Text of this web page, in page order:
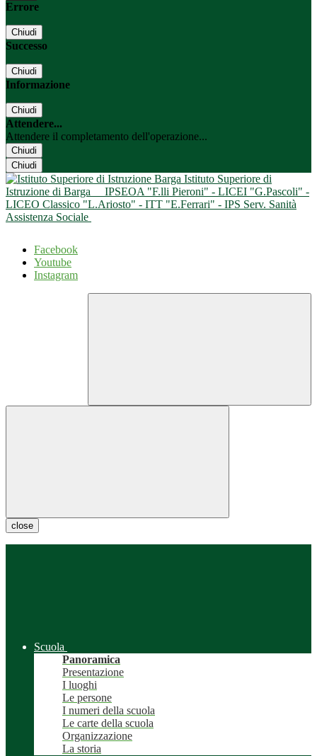
Errore
Chiudi
Successo
Chiudi
Informazione
Chiudi
Attendere...
Attendere il completamento dell'operazione...
Chiudi
Chiudi
Istituto Superiore di
Istruzione di Barga
IPSEOA "F.lli Pieroni" - LICEI "G.Pascoli" -
LICEO Classico "L.Ariosto" - ITT "E.Ferrari" - IPS Serv. Sanità
Assistenza Sociale
Facebook
Youtube
Instagram
close
Scuola
Panoramica
Presentazione
I luoghi
Le persone
I numeri della scuola
Le carte della scuola
Organizzazione
La storia